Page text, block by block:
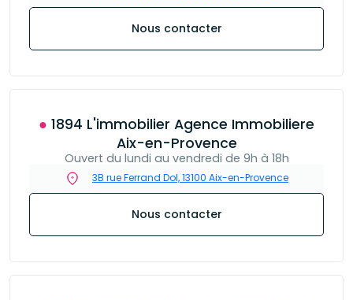
Nous contacter
● 1894 L'immobilier Agence Immobiliere
Aix-en-Provence
Ouvert du lundi au vendredi de 9h à 18h
3B rue Ferrand Dol, 13100 Aix-en-Provence
Nous contacter